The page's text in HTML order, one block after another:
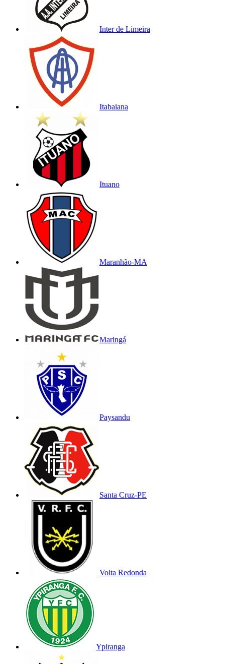
Inter de Limeira
Itabaiana
Ituano
Maranhão-MA
Maringá
Paysandu
Santa Cruz-PE
Volta Redonda
Ypiranga